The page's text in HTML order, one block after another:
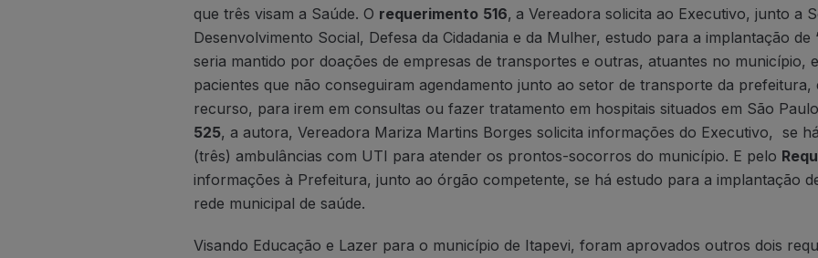
que três visam a Saúde. O requerimento 516, a Vereadora solicita ao Executivo, junto a
Desenvolvimento Social, Defesa da Cidadania e da Mulher, estudo para a implantação de
seria mantido por doações de empresas de transportes e outras, atuantes no município,
pacientes que não conseguiram agendamento junto ao setor de transporte da
recurso, para irem em consultas ou fazer tratamento em hospitais situados em São
525, a autora, Vereadora Mariza Martins Borges solicita informações do Executivo, se
(três) ambulâncias com UTI para atender os prontos-socorros do município. E pelo
informações à Prefeitura, junto ao órgão competente, se há estudo para a implantação
rede municipal de saúde.
Visando Educação e Lazer para o município de Itapevi, foram aprovados outros dois